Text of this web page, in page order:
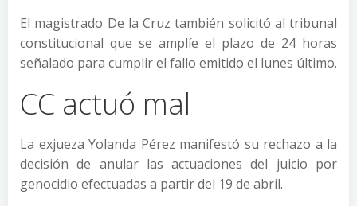
El magistrado De la Cruz también solicitó al tribunal
constitucional que se amplíe el plazo de 24 horas
señalado para cumplir el fallo emitido el lunes último.
CC actuó mal
La exjueza Yolanda Pérez manifestó su rechazo a la
decisión de anular las actuaciones del juicio por
genocidio efectuadas a partir del 19 de abril.